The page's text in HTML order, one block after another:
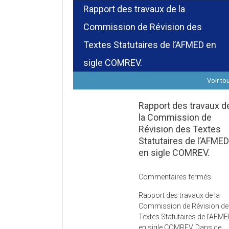
Rapport des travaux de la
Commission de Révision des
Textes Statutaires de l’AFMED en
sigle COMREV.
Voir
Rapport des travaux
la Commission de
Révision des Textes
Statutaires de l’AFMED
en sigle COMREV.
Commentaires fermés
des
de
Rapport des travaux de la
Commission de Révision
Textes Statutaires de
en sigle COMREV. Dans ce